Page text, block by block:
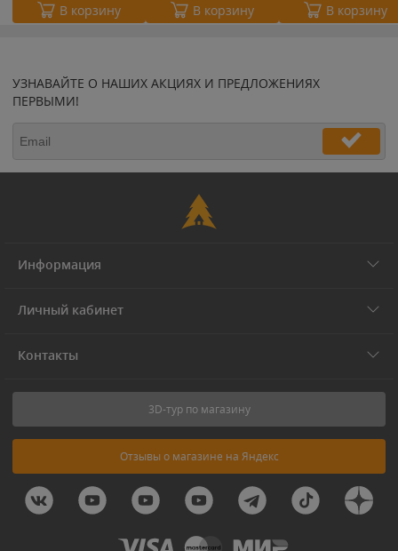
В корзину В корзину В корзину
УЗНАВАЙТЕ О НАШИХ АКЦИЯХ И ПРЕДЛОЖЕНИЯХ
ПЕРВЫМИ!
Информация
Личный кабинет
Контакты
3D-тур по магазину
Отзывы о магазине на Яндекс